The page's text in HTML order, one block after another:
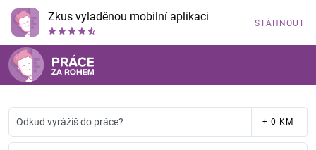
Zkus vyladěnou mobilní aplikaci STÁHNOUT
Odkud vyrážíš do práce? + 0 KM